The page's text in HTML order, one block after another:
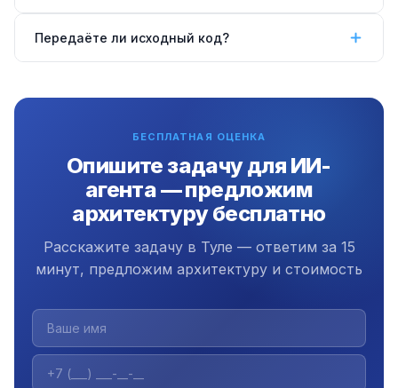
система — 2–4 месяца.
числе в Туле. Коммуникация через Telegram, Zoom
Передаёте ли исходный код?
документацию и инструкцию. Плюс 3 месяца
БЕСПЛАТНАЯ ОЦЕНКА
Опишите задачу для ИИ-
агента — предложим
архитектуру бесплатно
Расскажите задачу в Туле — ответим за 15
минут, предложим архитектуру и стоимость